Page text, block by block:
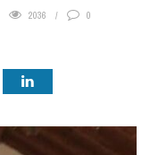
2036 0